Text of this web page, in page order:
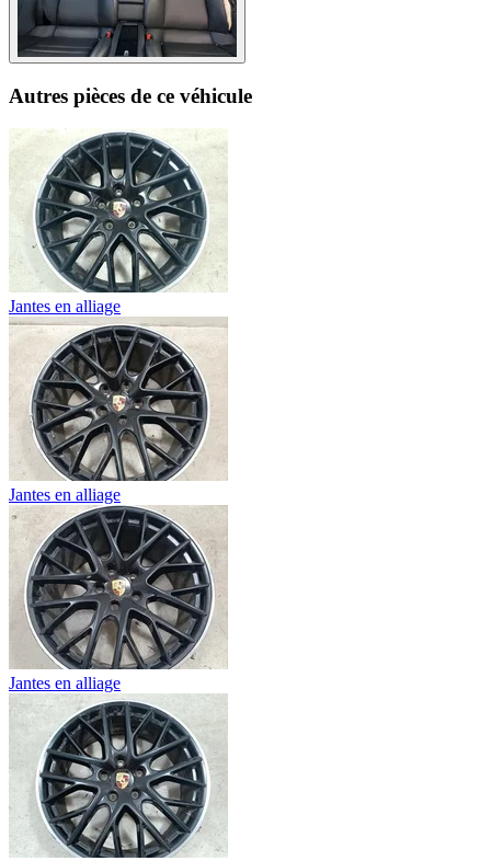
Autres pièces de ce véhicule
Jantes en alliage
Jantes en alliage
Jantes en alliage